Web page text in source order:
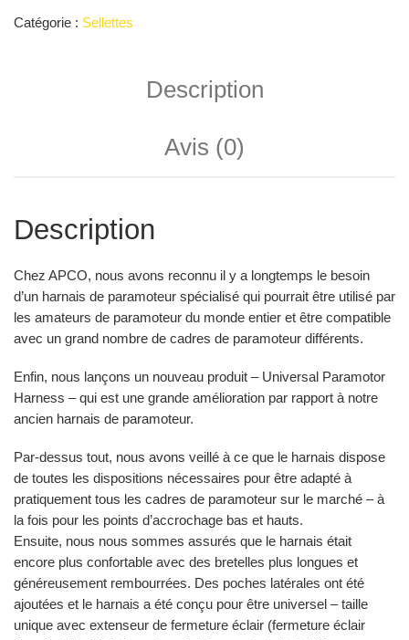
Catégorie : Sellettes
Description
Avis (0)
Description
Chez APCO, nous avons reconnu il y a longtemps le besoin
d’un harnais de paramoteur spécialisé qui pourrait être utilisé par
les amateurs de paramoteur du monde entier et être compatible
avec un grand nombre de cadres de paramoteur différents.
Enfin, nous lançons un nouveau produit – Universal Paramotor
Harness – qui est une grande amélioration par rapport à notre
ancien harnais de paramoteur.
Par-dessus tout, nous avons veillé à ce que le harnais dispose
de toutes les dispositions nécessaires pour être adapté à
pratiquement tous les cadres de paramoteur sur le marché – à
la fois pour les points d’accrochage bas et hauts.
Ensuite, nous nous sommes assurés que le harnais était
encore plus confortable avec des bretelles plus longues et
généreusement rembourrées. Des poches latérales ont été
ajoutées et le harnais a été conçu pour être universel – taille
unique avec extenseur de fermeture éclair (fermeture éclair